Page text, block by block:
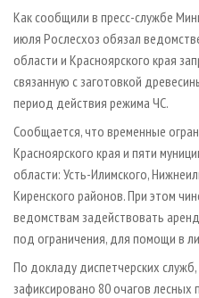
ПРОИЗВОДСТВО
ДЕРЕВЯННОЕ
ПРОИЗВОДСТВО МЕБЕЛИ
БИОЭНЕРГЕТИКА
ЦБП
ИНСТРУМЕНТ И
МОБИЛЬНЫЕ ВЫСТАВКИ
ОФИЦИАЛЬНЫЕ ДЕЛЕГАЦИИ
ПРИОРИТЕТНЫЕ
RUSSIAN FORESTRY REVIEW
ГАЗЕТА ЛЕСПРОМФОРУМ
БИБЛИОТЕКА СПЕЦИАЛИСТА
РЕКЛАМА НА САЙТЕ
Как сообщили в пресс-службе
июля Рослесхоз обязал
области и Красноярского края
связанную с заготовкой
период действия режима ЧС.
Сообщается, что временные
Красноярского края и пяти
области: Усть-Илимского,
Киренского районов. При этом
ведомствам задействовать
под ограничения, для помощи в
По докладу диспетчерских
зафиксировано 80 очагов